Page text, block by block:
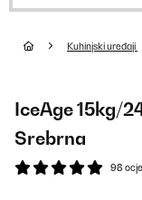
Kuhinjski uređaji
IceAge 15kg/
Srebrna
98